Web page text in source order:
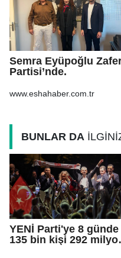
Semra Eyüpoğlu
Partisi’nde.
www.eshahaber.com.tr
BUNLAR DA
YENİ Parti'ye 8 günde
135 bin kişi 292